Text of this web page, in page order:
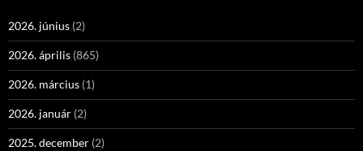
2026. június (2)
2026. április (865)
2026. március (1)
2026. január (2)
2025. december (2)